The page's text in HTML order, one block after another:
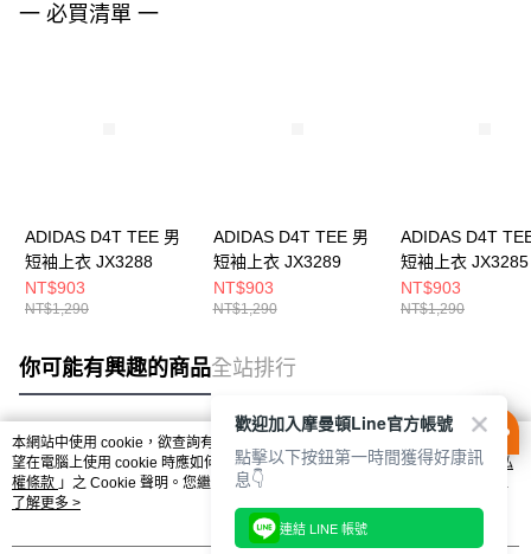
一 必買清單 一
ADIDAS D4T TEE 男
短袖上衣 JX3288
NT$903
NT$1,290
ADIDAS D4T TEE 男
短袖上衣 JX3289
NT$903
NT$1,290
ADIDAS D4T
短袖上衣 JX3285
NT$903
NT$1,290
你可能有興趣的商品全站排行
熱門標籤
本網站中使用 cookie，欲查詢有關本網站使用 cookie 方式之詳情，及若您不希
望在電腦上使用 cookie 時應如何變更電腦的 cookie 設定，請參閱本網站「
隱私
權條款 」之 Cookie 聲明。您繼續使用本網站即表示您同意本公司得按本網站使
用條款之 Cookie 聲明使用 cookie。
了解更多 >
歡迎加入摩曼頓Line官方帳號
點擊以下按鈕第一時間獲得好康訊
息👇
連結 LINE 帳號